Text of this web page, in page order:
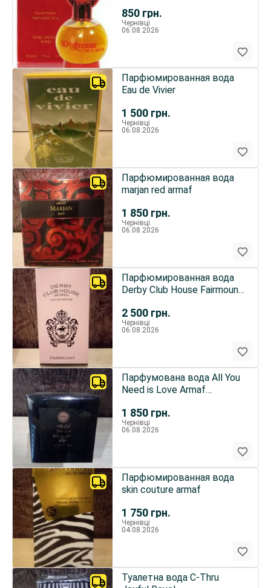
850 грн.
Чернівці
06.08.2026
1 500 грн.
Парфюмированная вода
Eau de Vivier
Чернівці
06.08.2026
1 850 грн.
Парфюмированная вода
marjan red armaf
Чернівці
06.08.2026
2 500 грн.
Парфюмированная вода
Derby Club House Fairmount
Чернівці
06.08.2026
1 850 грн.
Парфумована вода All You
Need is Love Armaf
Чернівці
06.08.2026
1 750 грн.
Парфюмированная вода
skin couture armaf
Чернівці
04.08.2026
Туалетна вода C-Thru